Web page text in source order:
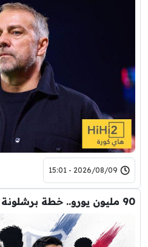
2026/08/09 - 15:01
90 مليون يورو.. خطة برشلونة الكبرى